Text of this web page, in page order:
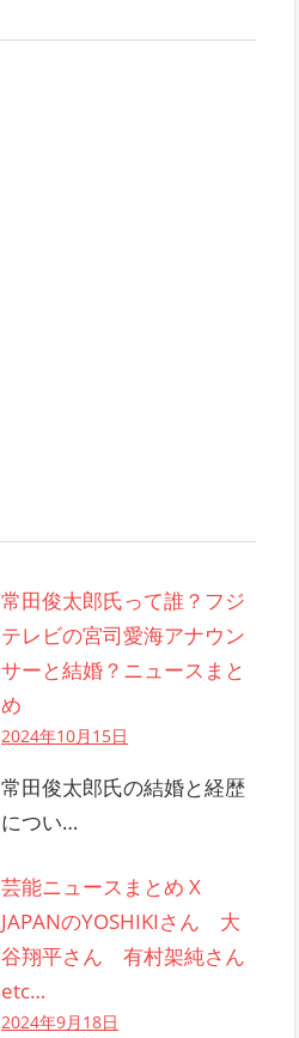
常田俊太郎氏って誰？フジ
テレビの宮司愛海アナウン
サーと結婚？ニュースまと
め
2024年10月15日
常田俊太郎氏の結婚と経歴
につい…
芸能ニュースまとめ X
JAPANのYOSHIKIさん 大
谷翔平さん 有村架純さん
etc…
2024年9月18日